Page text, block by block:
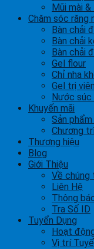
Mũi mài
Chăm sóc răng
Bàn chải
Bàn chải
Bàn chải
Gel flour
Chỉ nha
Gel trị
Nước súc
Khuyến mãi
Sản
Chương
Thương hiệu
Blog
Giới Thiệu
Về chúng
Liên Hệ
Thông
Tra Số ID
Tuyển Dụng
Hoạt
Vị trí